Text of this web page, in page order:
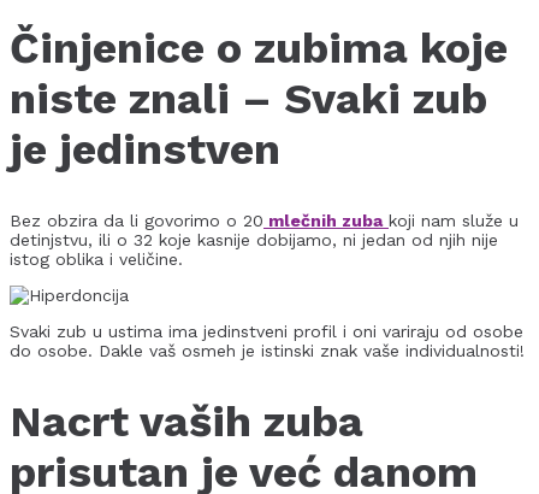
Činjenice o zubima koje
niste znali – Svaki zub
je jedinstven
Bez obzira da li govorimo o 20 mlečnih zuba koji nam služe u
detinjstvu, ili o 32 koje kasnije dobijamo, ni jedan od njih nije
istog oblika i veličine.
Svaki zub u ustima ima jedinstveni profil i oni variraju od osobe
do osobe. Dakle vaš osmeh je istinski znak vaše individualnosti!
Nacrt vaših zuba
prisutan je već danom